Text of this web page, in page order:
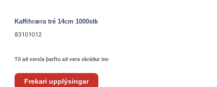
Kaffihræra tré 14cm 1000stk
83101012
Til að versla þarftu að vera skráður inn
Frekari upplýsingar